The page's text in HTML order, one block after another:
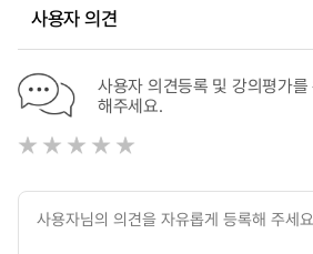
사용자 의견
사용자 의견등록 및 강의평가
해주세요.